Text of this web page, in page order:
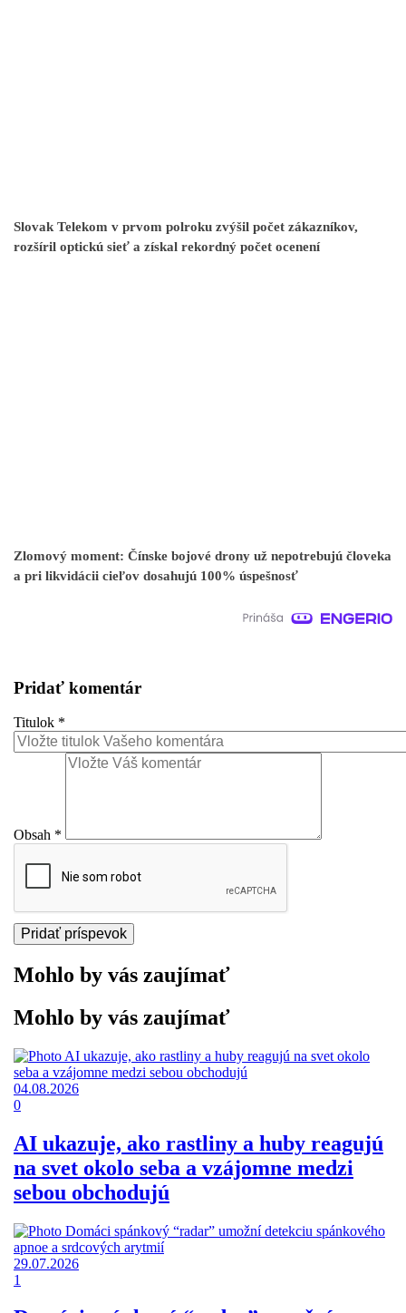
Slovak Telekom v prvom polroku zvýšil počet zákazníkov,
rozšíril optickú sieť a získal rekordný počet ocenení
Zlomový moment: Čínske bojové drony už nepotrebujú človeka
a pri likvidácii cieľov dosahujú 100% úspešnosť
Pridať komentár
Titulok *
Obsah *
Mohlo by vás zaujímať
Mohlo by vás zaujímať
04.08.2026
0
AI ukazuje, ako rastliny a huby reagujú
na svet okolo seba a vzájomne medzi
sebou obchodujú
29.07.2026
1